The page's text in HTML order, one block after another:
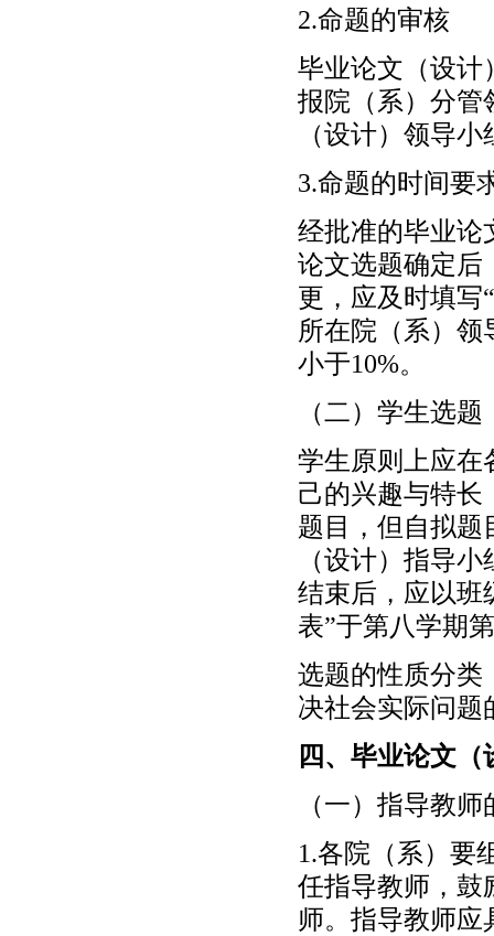
2.命题的审核
毕业论文（设计
报院（系）分管
（设计）领导
3.命题的时间要
经批准的毕业论
论文选题确定后
更，应及时填写
所在院（系）
小于10%。
（二）学生选题
学生原则上应在
己的兴趣与特长
题目，但自拟题
（设计）指导
结束后，应以班
表”于第八学期
选题的性质分类
决社会实际问题
四、毕业论文
（一）指导教
1.各院（系）要
任指导教师，鼓
师。指导教师